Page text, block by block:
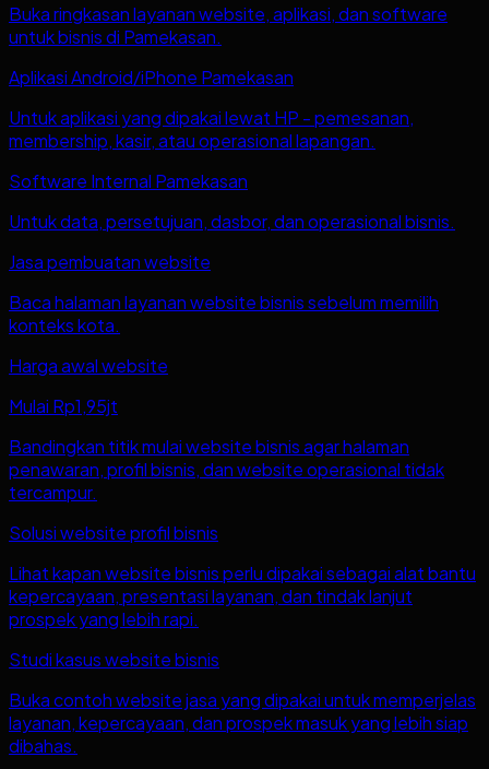
Buka ringkasan layanan website, aplikasi, dan software
untuk bisnis di Pamekasan.
Aplikasi Android/iPhone Pamekasan
Untuk aplikasi yang dipakai lewat HP - pemesanan,
membership, kasir, atau operasional lapangan.
Software Internal Pamekasan
Untuk data, persetujuan, dasbor, dan operasional bisnis.
Jasa pembuatan website
Baca halaman layanan website bisnis sebelum memilih
konteks kota.
Harga awal website
Mulai Rp1,95jt
Bandingkan titik mulai website bisnis agar halaman
penawaran, profil bisnis, dan website operasional tidak
tercampur.
Solusi website profil bisnis
Lihat kapan website bisnis perlu dipakai sebagai alat bantu
kepercayaan, presentasi layanan, dan tindak lanjut
prospek yang lebih rapi.
Studi kasus website bisnis
Buka contoh website jasa yang dipakai untuk memperjelas
layanan, kepercayaan, dan prospek masuk yang lebih siap
dibahas.